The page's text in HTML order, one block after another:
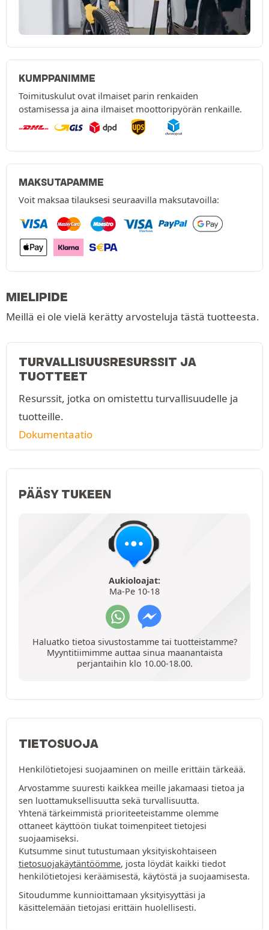
KUMPPANIMME
Toimituskulut ovat ilmaiset parin renkaiden
ostamisessa ja aina ilmaiset moottoripyörän renkaille.
MAKSUTAPAMME
Voit maksaa tilauksesi seuraavilla maksutavoilla:
MIELIPIDE
Meillä ei ole vielä kerätty arvosteluja tästä tuotteesta.
TURVALLISUUSRESURSSIT JA
TUOTTEET
Resurssit, jotka on omistettu turvallisuudelle ja
tuotteille.
Dokumentaatio
PÄÄSY TUKEEN
Aukioloajat:
Ma-Pe 10-18
Haluatko tietoa sivustostamme tai tuotteistamme?
Myyntitiimimme auttaa sinua maanantaista
perjantaihin klo 10.00-18.00.
TIETOSUOJA
Henkilötietojesi suojaaminen on meille erittäin tärkeää.
Arvostamme suuresti kaikkea meille jakamaasi tietoa ja
sen luottamuksellisuutta sekä turvallisuutta.
Yhtenä tärkeimmistä prioriteeteistamme olemme
ottaneet käyttöön tiukat toimenpiteet tietojesi
suojaamiseksi.
Kutsumme sinut tutustumaan yksityiskohtaiseen
tietosuojakäytäntöömme, josta löydät kaikki tiedot
henkilötietojesi keräämisestä, käytöstä ja suojaamisesta.
Sitoudumme kunnioittamaan yksityisyyttäsi ja
käsittelemään tietojasi erittäin huolellisesti.